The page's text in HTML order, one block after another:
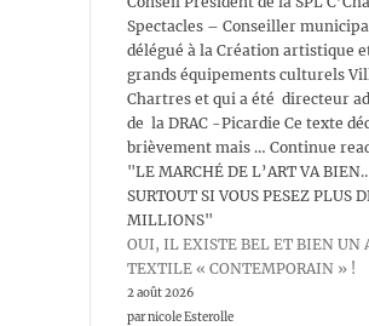
Spectacles – Conseiller
délégué à la Création artistique
grands équipements culturels
Chartres et qui a été directeur
de la DRAC -Picardie Ce texte
brièvement mais … Continue
"LE MARCHÉ DE L’ART VA
SURTOUT SI VOUS PESEZ PLUS
MILLIONS"
OUI, IL EXISTE BEL ET BIEN UN
TEXTILE « CONTEMPORAIN » !
2 août 2026
par nicole Esterolle